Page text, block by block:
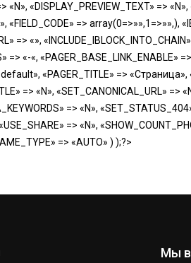
«N», «DISPLAY_PREVIEW_TEXT» =>
«FIELD_CODE» => array(0=>»»,1=>»»,),
=> «»,
=> «-«, «PAGER_BASE_LINK_ENABLE»
«PAGER_TITLE» => «Страница»,
=> «N», «SET_CANONICAL_URL» =>
=> «N»,
=> «N»,
=> «AUTO» ) );?>
Мы в